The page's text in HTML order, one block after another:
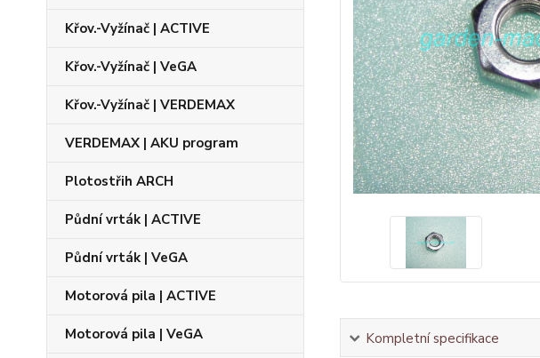
Křov.-Vyžínač | ACTIVE
Křov.-Vyžínač | VeGA
Křov.-Vyžínač | VERDEMAX
VERDEMAX | AKU program
Plotostřih ARCH
Půdní vrták | ACTIVE
Půdní vrták | VeGA
Motorová pila | ACTIVE
Motorová pila | VeGA Kompletní specifikace